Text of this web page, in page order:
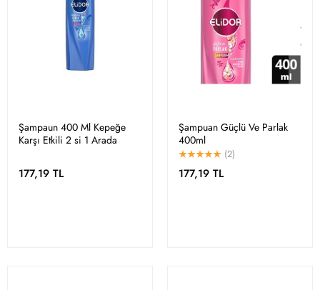
Şampaun 400 Ml Kepeğe
Karşı Etkili 2 si 1 Arada
177,19 TL
Şampuan Güçlü Ve Parlak
400ml
(2)
177,19 TL